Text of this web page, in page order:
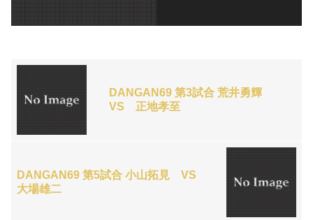
DANGAN69 第3試合 荒井勇輝
VS 正地孝至
DANGAN69 第5試合 小山拓見 VS
大場雄二